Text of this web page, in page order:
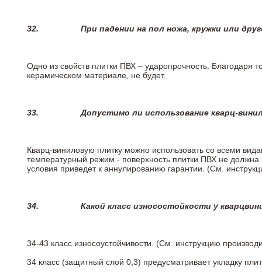
32. При падении на пол ножа, кружки или
Одно из свойств плитки ПВХ – ударопрочность. Благодаря
керамическом материале, не будет.
33.Допустимо ли использование кварц-
Кварц-виниловую плитку можно использовать со всеми
температурный режим - поверхность плитки ПВХ не
условия приведет к аннулированию гарантии. (См.
34. Какой класс износостойкости у
34-43 класс износоустойчивости. (См. инструкцию
34 класс (защитный слой 0,3) предусматривает укладку